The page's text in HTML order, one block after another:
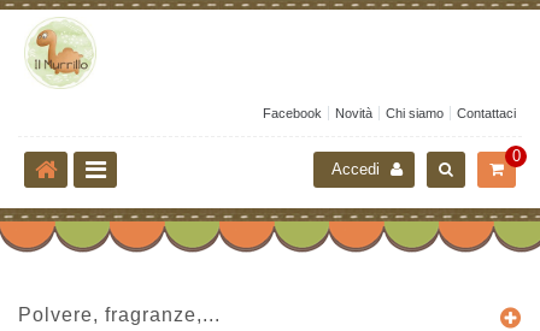
Facebook Novità Chi siamo Contattaci
0
Accedi
Polvere, fragranze,...